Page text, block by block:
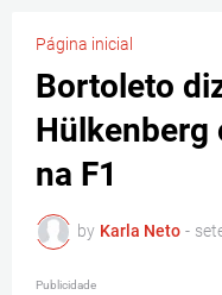
Página inicial
Bortoleto
Hülkenberg
na F1
by Karla Neto -
Publicidade